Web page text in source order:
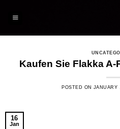
Kaufen Sie Flakka
POSTED ONJANUARY
16
Jan